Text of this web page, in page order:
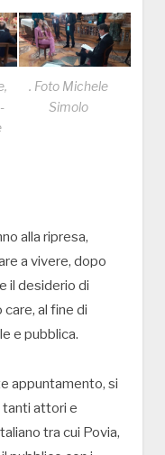
. Foto Michele
Simolo
alla ripresa,
a vivere, dopo
il desiderio di
al fine di
e pubblica.
appuntamento, si
tanti attori e
tra cui Povia,